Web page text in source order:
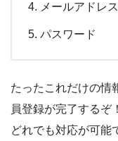
メールアドレス
パスワード
たったこれだけの情
員登録が完了するぞ
どれでも対応が可能